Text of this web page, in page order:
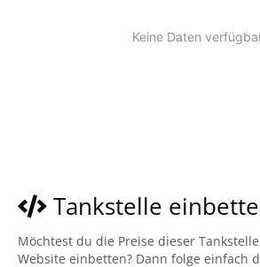
Tankstelle
Möchtest du die Preise dieser
Website einbetten? Dann folge einfach